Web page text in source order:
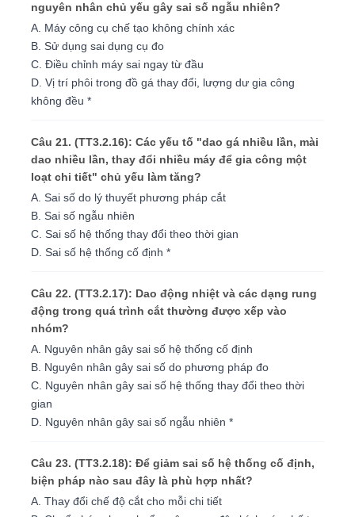
nguyên nhân chủ yếu gây sai số ngẫu nhiên?
A. Máy công cụ chế tạo không chính xác
B. Sử dụng sai dụng cụ đo
C. Điều chỉnh máy sai ngay từ đầu
D. Vị trí phôi trong đồ gá thay đổi, lượng dư gia công
không đều *
Câu 21. (TT3.2.16): Các yếu tố "dao gá nhiều lần, mài
dao nhiều lần, thay đổi nhiều máy để gia công một
loạt chi tiết" chủ yếu làm tăng?
A. Sai số do lý thuyết phương pháp cắt
B. Sai số ngẫu nhiên
C. Sai số hệ thống thay đổi theo thời gian
D. Sai số hệ thống cố định *
Câu 22. (TT3.2.17): Dao động nhiệt và các dạng rung
động trong quá trình cắt thường được xếp vào
nhóm?
A. Nguyên nhân gây sai số hệ thống cố định
B. Nguyên nhân gây sai số do phương pháp đo
C. Nguyên nhân gây sai số hệ thống thay đổi theo thời
gian
D. Nguyên nhân gây sai số ngẫu nhiên *
Câu 23. (TT3.2.18): Để giảm sai số hệ thống cố định,
biện pháp nào sau đây là phù hợp nhất?
A. Thay đổi chế độ cắt cho mỗi chi tiết